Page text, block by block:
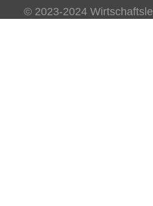
© 2023-2024